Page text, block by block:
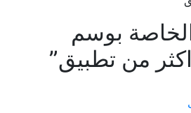
بوسم
من تطبيق”